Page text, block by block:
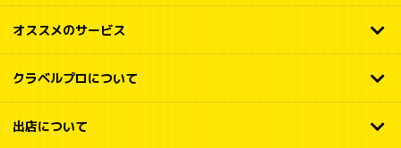
オススメのサービス
クラベルプロについて
出店について